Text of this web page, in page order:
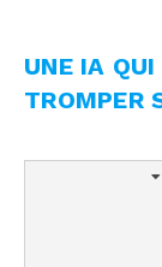
UNE IA
TROMPER